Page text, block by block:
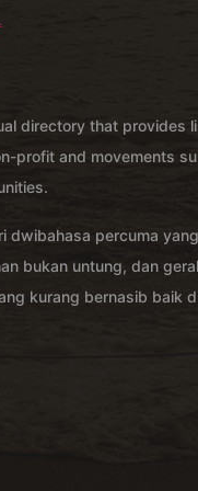
directory that provides
profit and movements
dwibahasa percuma
bukan untung, dan
kurang bernasib baik